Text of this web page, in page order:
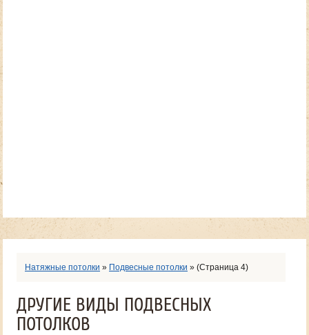
Натяжные потолки » Подвесные потолки » (Страница 4)
ДРУГИЕ ВИДЫ ПОДВЕСНЫХ
ПОТОЛКОВ